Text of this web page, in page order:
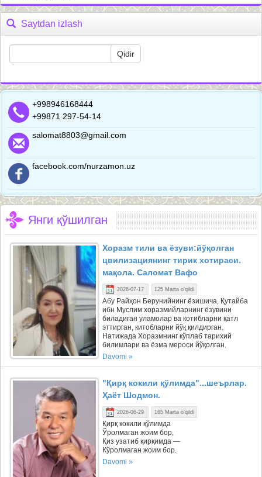
Saytdan izlash
+998946168444
+99871 297-54-14
salomat8803@gmail.com
facebook.com/nurzamon.uz
Янги қўшилган
Хоразм тили ва ёзуви:йўқолган
цвилизациянинг тирик хотираси.
мақола. Саломат Вафо
2026-07-17 125 Marta o'qildi
Абу Райҳон Берунийнинг ёзишича, Қутайба
ибн Муслим хоразмийларнинг ёзувини
биладиган уламолар ва котибларни қатл
эттирган, китобларни йўқ қилдирган.
Натижада Хоразмнинг кўплаб тарихий
билимлари ва ёзма мероси йўқолган.
Davomi »
"Қирқ кокили қўлимда"...шеърлар.
Ҳаёт Шодмон.
2026-06-29 165 Marta o'qildi
Қирқ кокили қўлимда
Ўролмаган жоим бор,
Қиз узатиб қирқимда —
Кўролмаган жоим бор.
Davomi »